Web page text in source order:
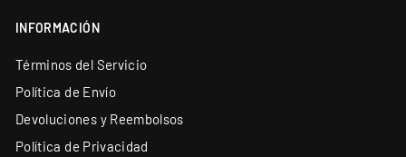
INFORMACIÓN
Términos del Servicio
Política de Envío
Devoluciones y Reembolsos
Política de Privacidad